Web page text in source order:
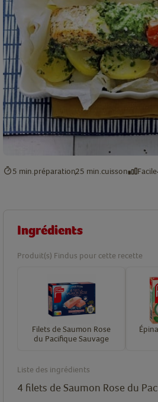
5 min. préparation25 min. cuisson Facile
Ingrédients
Produit(s) Findus pour cette recette
Filets de Saumon Rose
du Pacifique Sauvage
Liste des ingrédients
4 filets de Saumon Rose du